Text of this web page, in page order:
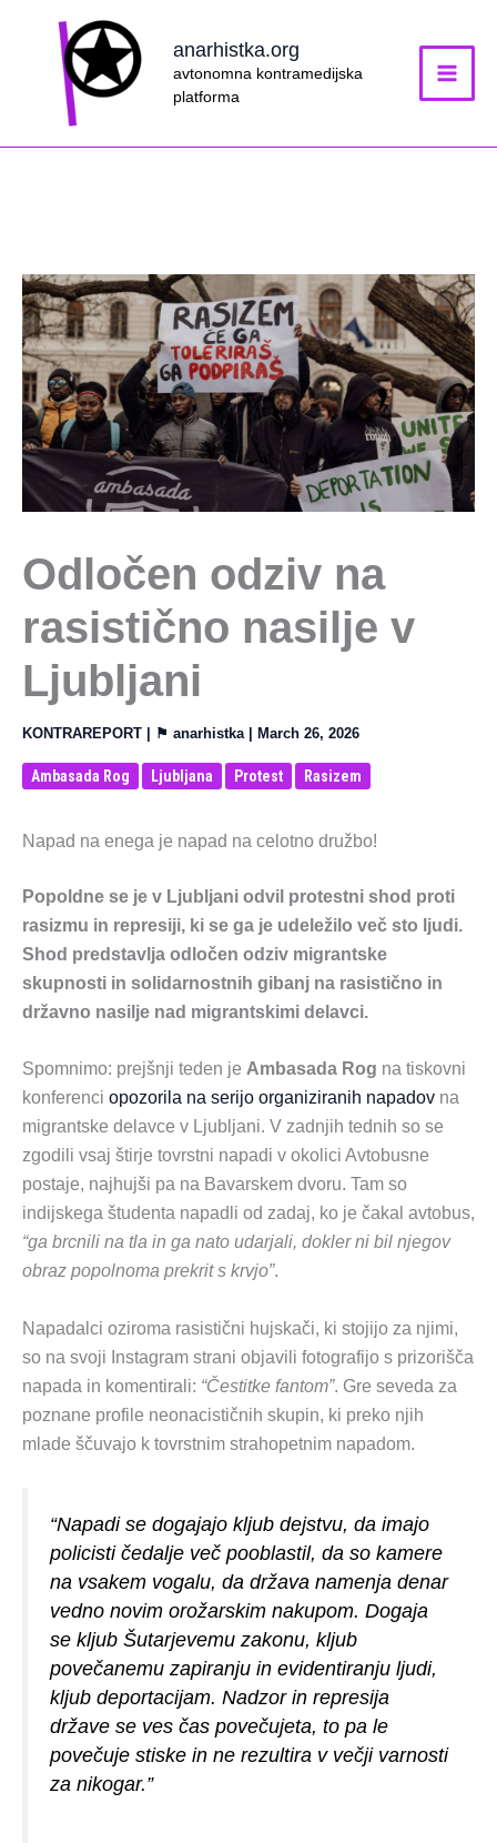
anarhistka.org
avtonomna kontramedijska
platforma
Odločen odziv na
rasistično nasilje v
Ljubljani
KONTRAREPORT | ⚑ anarhistka | March 26, 2026
Ambasada Rog Ljubljana Protest Rasizem
Napad na enega je napad na celotno družbo!
Popoldne se je v Ljubljani odvil protestni shod proti
rasizmu in represiji, ki se ga je udeležilo več sto ljudi.
Shod predstavlja odločen odziv migrantske
skupnosti in solidarnostnih gibanj na rasistično in
državno nasilje nad migrantskimi delavci.
Spomnimo: prejšnji teden je Ambasada Rog na tiskovni
konferenci opozorila na serijo organiziranih napadov na
migrantske delavce v Ljubljani. V zadnjih tednih so se
zgodili vsaj štirje tovrstni napadi v okolici Avtobusne
postaje, najhujši pa na Bavarskem dvoru. Tam so
indijskega študenta napadli od zadaj, ko je čakal avtobus,
“ga brcnili na tla in ga nato udarjali, dokler ni bil njegov
obraz popolnoma prekrit s krvjo”.
Napadalci oziroma rasistični hujskači, ki stojijo za njimi,
so na svoji Instagram strani objavili fotografijo s prizorišča
napada in komentirali: “Čestitke fantom”. Gre seveda za
poznane profile neonacističnih skupin, ki preko njih
mlade ščuvajo k tovrstnim strahopetnim napadom.
“Napadi se dogajajo kljub dejstvu, da imajo
policisti čedalje več pooblastil, da so kamere
na vsakem vogalu, da država namenja denar
vedno novim orožarskim nakupom. Dogaja
se kljub Šutarjevemu zakonu, kljub
povečanemu zapiranju in evidentiranju ljudi,
kljub deportacijam. Nadzor in represija
države se ves čas povečujeta, to pa le
povečuje stiske in ne rezultira v večji varnosti
za nikogar.”